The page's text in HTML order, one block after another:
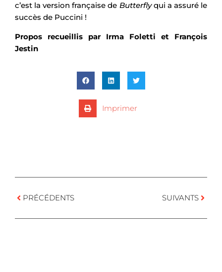
c’est la version française de Butterflyqui a assuré le
succès de Puccini !
Propos recueillis par Irma Foletti et François
Jestin
Imprimer
PRÉCÉDENTS SUIVANTS